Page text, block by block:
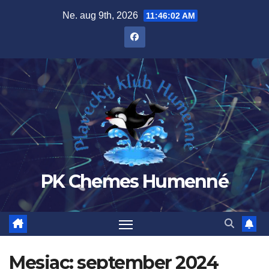
Ne. aug 9th, 2026 11:46:03 AM
PK Chemes Humenné
Mesiac:september 2024